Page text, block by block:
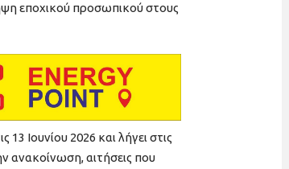
εποχικού προσωπικού στους
Ιουνίου 2026 και λήγει στις
ανακοίνωση, αιτήσεις που